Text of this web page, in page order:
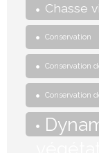
Chasse
Conservation
Conservation
Conservation